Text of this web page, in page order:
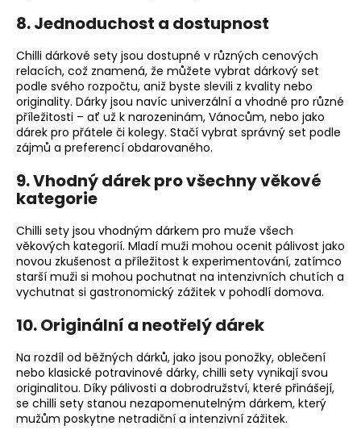
8.Jednoduchost a dostupnost
Chilli dárkové sety jsou dostupné v různých cenových
relacích, což znamená, že můžete vybrat dárkový set
podle svého rozpočtu, aniž byste slevili z kvality nebo
originality. Dárky jsou navíc univerzální a vhodné pro různé
příležitosti – ať už k narozeninám, Vánocům, nebo jako
dárek pro přátele či kolegy. Stačí vybrat správný set podle
zájmů a preferencí obdarovaného.
9.Vhodný dárek pro všechny věkové
kategorie
Chilli sety jsou vhodným dárkem pro muže všech
věkových kategorií. Mladí muži mohou ocenit pálivost jako
novou zkušenost a příležitost k experimentování, zatímco
starší muži si mohou pochutnat na intenzivních chutích a
vychutnat si gastronomický zážitek v pohodlí domova.
10.Originální a neotřelý dárek
Na rozdíl od běžných dárků, jako jsou ponožky, oblečení
nebo klasické potravinové dárky, chilli sety vynikají svou
originalitou. Díky pálivosti a dobrodružství, které přinášejí,
se chilli sety stanou nezapomenutelným dárkem, který
mužům poskytne netradiční a intenzivní zážitek.